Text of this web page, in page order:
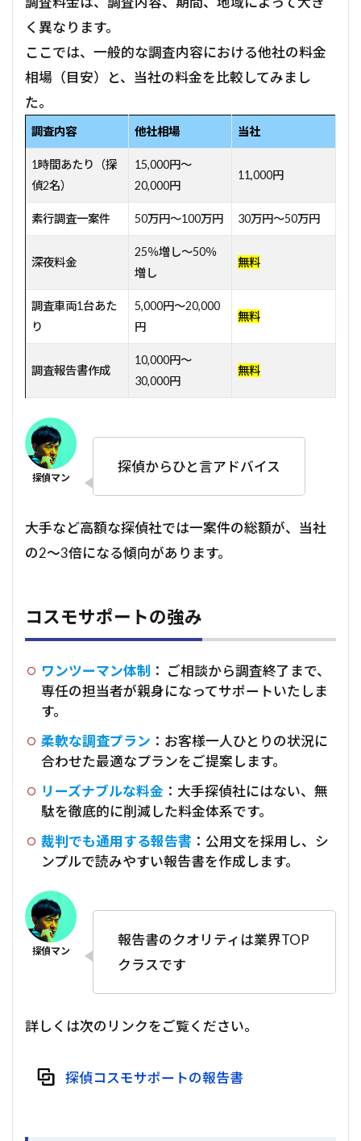
く異なります。
ここでは、一般的な調査内容における他社の料金
相場（目安）と、当社の料金を比較してみまし
た。
調査内容 他社相場 当社
1時間あたり（探
偵2名）
15,000円～
20,000円
11,000円
素行調査一案件 50万円～100万円 30万円～50万円
深夜料金
25％増し～50％
増し
無料
調査車両1台あた
り
5,000円～20,000
円
無料
調査報告書作成
10,000円～
30,000円
無料
探偵からひと言アドバイス
大手など高額な探偵社では一案件の総額が、当社
の2～3倍になる傾向があります。
コスモサポートの強み
ワンツーマン体制 ： ご相談から調査終了まで、
専任の担当者が親身になってサポートいたしま
す。
柔軟な調査プラン ：お客様一人ひとりの状況に
合わせた最適なプランをご提案します。
リーズナブルな料金 ：大手探偵社にはない、無
駄を徹底的に削減した料金体系です。
裁判でも通用する報告書 ：公用文を採用し、シ
ンプルで読みやすい報告書を作成します。
報告書のクオリティは業界TOP
クラスです
詳しくは次のリンクをご覧ください。
探偵コスモサポートの報告書